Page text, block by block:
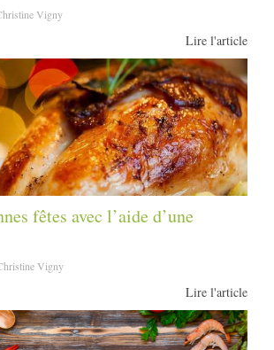
Vigny
Lire l'article
fêtes avec l’aide d’une
Vigny
Lire l'article